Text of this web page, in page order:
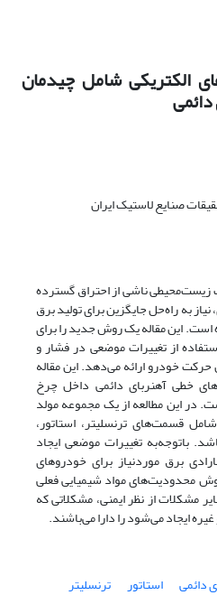
الکتریکی شامل چیدمان
صنایع لاستیک ایران
زیست‌محیطی ناشی از احتراق گسترده
به راه‌حل جایگزین برای تولید برق
است. این مقاله یک روش جدید را برای
از تغییرات موضعی در فشار و
خودرو ارائه می‌دهد. این مقاله
خطی آهنربای دائمی داخل چرخ
در این مطالعه از یک مجموعه مولد
قسمت‌های ترنسلیتر، استاتور،
باتوجه‌به تغییرات موضعی ایجاد
برق موردنیاز برای خودروهای
محدودیت‌های مواد شیمیایی فعلی
مشکلات از نظر ایمنی، مشکلاتی که
ایجاد می‌شود را دارا می‌باشند.
دائمی استاتور ترنسلیتر